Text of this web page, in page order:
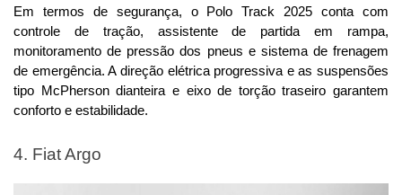
Em termos de segurança, o Polo Track 2025 conta com
controle de tração, assistente de partida em rampa,
monitoramento de pressão dos pneus e sistema de frenagem
de emergência. A direção elétrica progressiva e as suspensões
tipo McPherson dianteira e eixo de torção traseiro garantem
conforto e estabilidade.
4. Fiat Argo